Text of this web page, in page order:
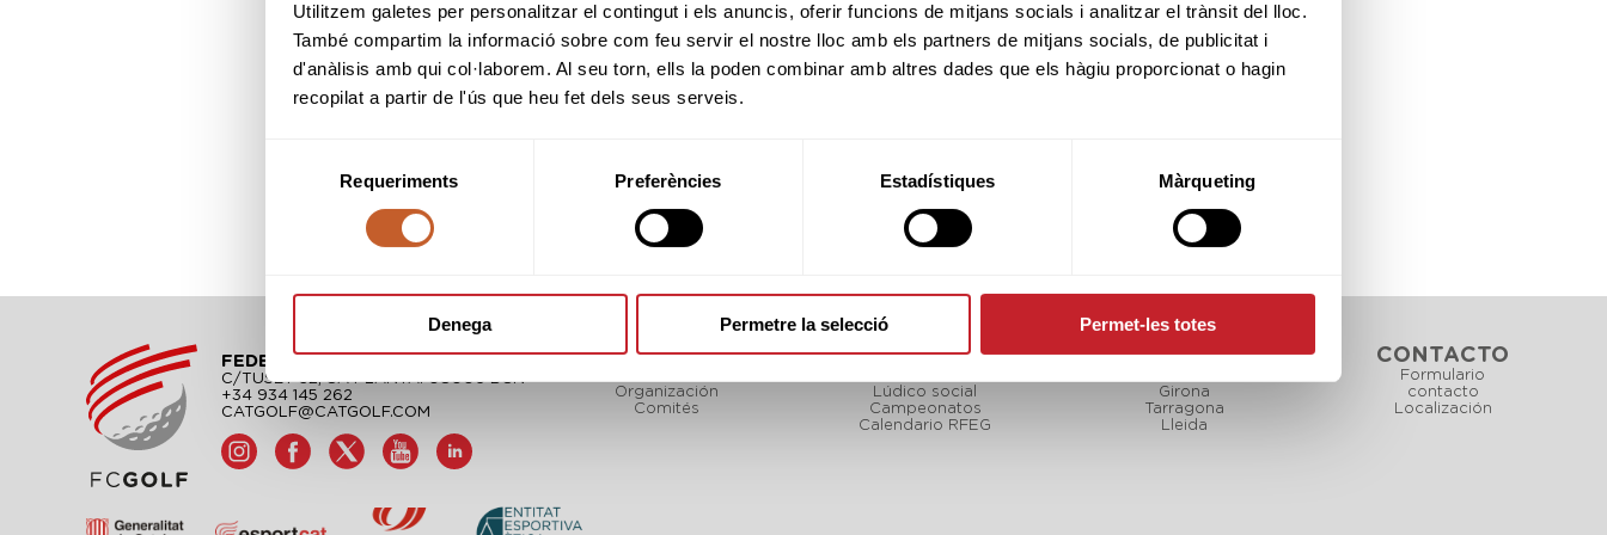
Utilitzem galetes per personalitzar el contingut i els anuncis, oferir funcions de mitjans socials i analitzar el trànsit del lloc.
També compartim la informació sobre com feu servir el nostre lloc amb els partners de mitjans socials, de publicitat i
d'anàlisis amb qui col·laborem. Al seu torn, ells la poden combinar amb altres dades que els hàgiu proporcionat o hagin
recopilat a partir de l'ús que heu fet dels seus serveis.
consentiment
Requeriments Preferències Estadístiques Màrqueting
Denega Permetre la selecció Permet-les totes
FEDERACIÓN CATALANA DE GOLF
C/TUSET 32, 8A PLANTA. 08006 BCN
+34 934 145 262
CATGOLF@CATGOLF.COM
FCGOLF
Organización
Comités
TORNEOS
Lúdico social
Campeonatos
Calendario RFEG
CAMPOS
Girona
Tarragona
Lleida
CONTACTO
Formulario
contacto
Localización